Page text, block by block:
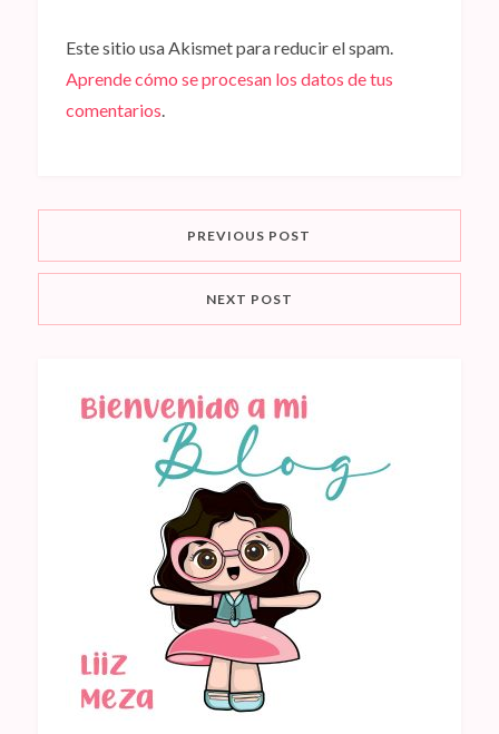
Este sitio usa Akismet para reducir el spam.
Aprende cómo se procesan los datos de tus
comentarios.
PREVIOUS POST
NEXT POST